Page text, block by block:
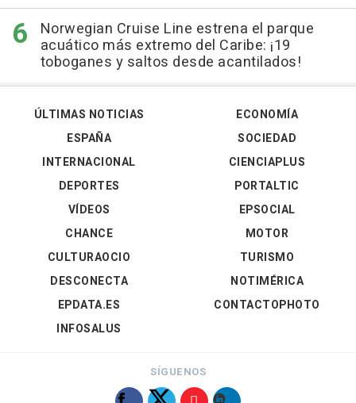
Norwegian Cruise Line estrena el parque
acuático más extremo del Caribe: ¡19
toboganes y saltos desde acantilados!
ÚLTIMAS NOTICIAS
ESPAÑA
INTERNACIONAL
DEPORTES
VÍDEOS
ECONOMÍA
SOCIEDAD
CIENCIAPLUS
PORTALTIC
EPSOCIAL
CHANCE
CULTURAOCIO
DESCONECTA
EPDATA.ES
INFOSALUS
MOTOR
TURISMO
NOTIMÉRICA
CONTACTOPHOTO
SÍGUENOS